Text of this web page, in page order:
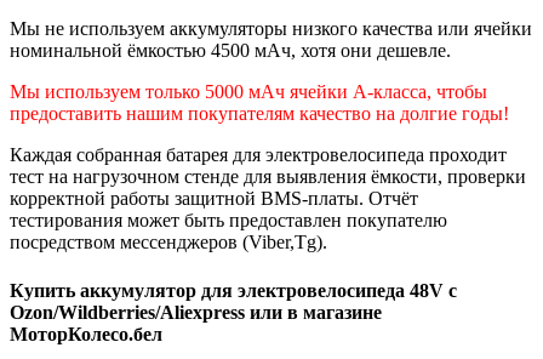
Мы не используем аккумуляторы низкого качества или ячейки
номинальной ёмкостью 4500 мАч, хотя они дешевле.
Мы используем только 5000 мАч ячейки А-класса, чтобы
предоставить нашим покупателям качество на долгие годы!
Каждая собранная батарея для электровелосипеда проходит
тест на нагрузочном стенде для выявления ёмкости, проверки
корректной работы защитной BMS-платы. Отчёт
тестирования может быть предоставлен покупателю
посредством мессенджеров (Viber,Tg).
Купить аккумулятор для электровелосипеда 48V с
Ozon/Wildberries/Aliexpress или в магазине
МоторКолесо.бел